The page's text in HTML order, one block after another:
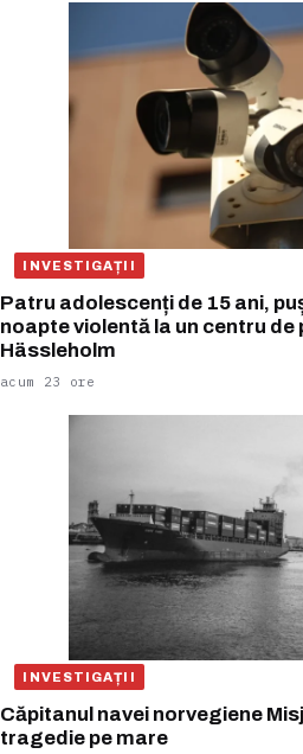
INVESTIGAȚII
Patru adolescenți de 15 ani,
noapte violentă la un centru de
Hässleholm
acum 23 ore
INVESTIGAȚII
Căpitanul navei norvegiene
tragedie pe mare